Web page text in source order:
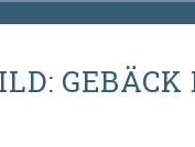
GEBÄCK